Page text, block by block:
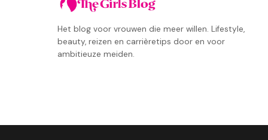
Het blog voor vrouwen die meer willen. Lifestyle,
beauty, reizen en carrièretips door en voor
ambitieuze meiden.